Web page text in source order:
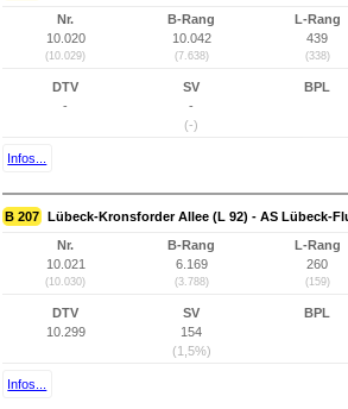
Nr.
10.020
(10.029)
B-Rang
10.042
(7.638)
L-Rang
439
(338)
DTV
-
SV
-
(-)
BPL
Infos...
B 207 Lübeck-Kronsforder Allee (L 92) - AS Lübeck-
Nr.
10.021
(10.030)
B-Rang
6.169
(3.788)
L-Rang
260
(159)
DTV
10.299
SV
154
(1,5%)
BPL
Infos...